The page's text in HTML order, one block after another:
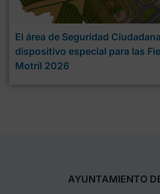
El área de Seguridad
dispositivo especial para las
Motril 2026
AYUNTAMIENTO